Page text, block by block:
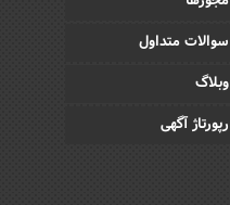
سوالات متداول
وبلاگ
رپورتاژ آگهی